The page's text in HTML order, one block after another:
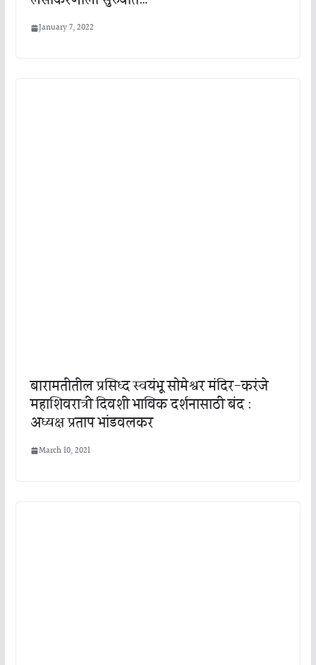
January 7, 2022
बारामतीतील प्रसिध्द स्वयंभू सोमेश्वर मंदिर-करंजे
महाशिवरात्री दिवशी भाविक दर्शनासाठी बंद :
अध्यक्ष प्रताप भांडवलकर
March 10, 2021